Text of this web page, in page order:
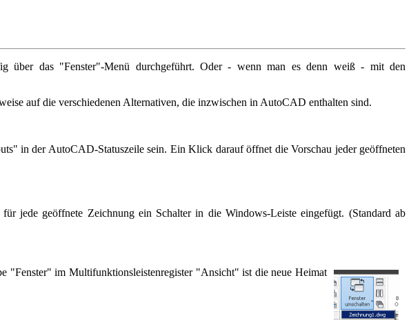
über das "Fenster"-Menü durchgeführt. Oder - wenn man es denn weiß - mit den
auf die verschiedenen Alternativen, die inzwischen in AutoCAD enthalten sind.
in der AutoCAD-Statuszeile sein. Ein Klick darauf öffnet die Vorschau jeder geöffneten
jede geöffnete Zeichnung ein Schalter in die Windows-Leiste eingefügt. (Standard ab
"Fenster" im Multifunktionsleistenregister "Ansicht" ist die neue Heimat